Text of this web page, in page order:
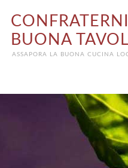
contentBUONA
ASSAPORA LA BUONA CUCINA